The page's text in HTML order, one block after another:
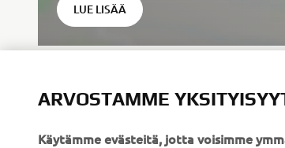
LUE LISÄÄ
ARVOSTAMME
Käytämme evästeitä, jotta voisimme